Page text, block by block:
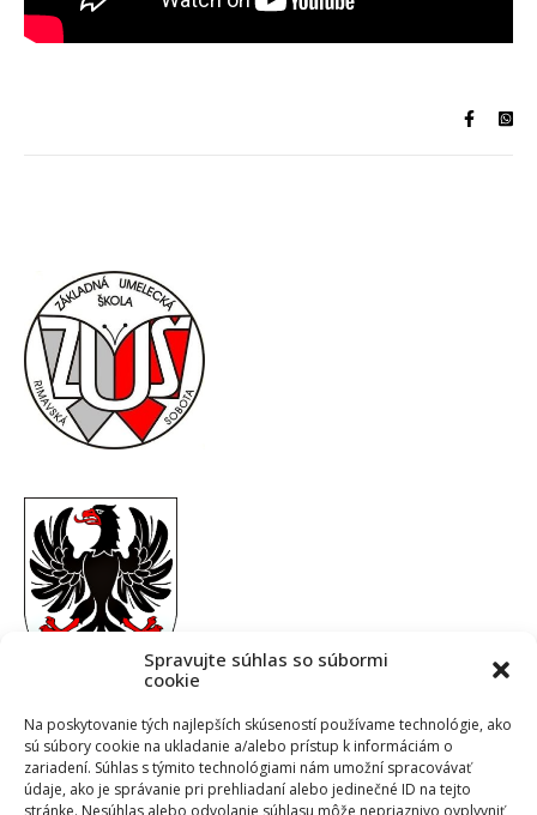
Spravujte súhlas so súbormi
cookie
Na poskytovanie tých najlepších skúseností používame technológie, ako
sú súbory cookie na ukladanie a/alebo prístup k informáciám o
zariadení. Súhlas s týmito technológiami nám umožní spracovávať
údaje, ako je správanie pri prehliadaní alebo jedinečné ID na tejto
stránke. Nesúhlas alebo odvolanie súhlasu môže nepriaznivo ovplyvniť